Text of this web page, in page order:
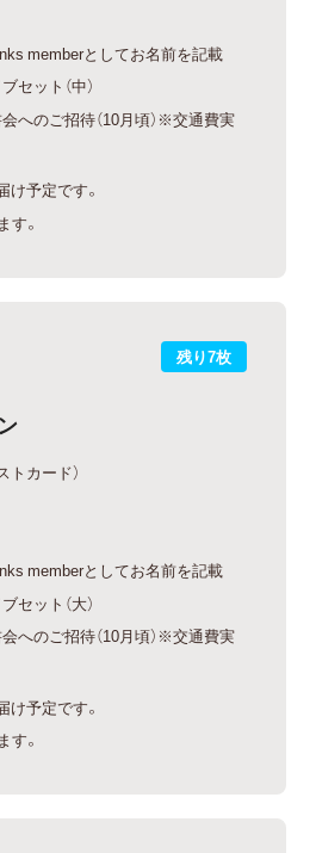
memberとしてお名前を記載
セット（中）
へのご招待（10月頃）※交通費実
け予定です。
す。
残り7枚
トカード）
memberとしてお名前を記載
セット（大）
へのご招待（10月頃）※交通費実
け予定です。
す。